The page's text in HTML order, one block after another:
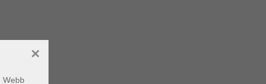
Webb
×